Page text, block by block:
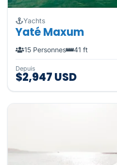
Yachts
Yaté Maxum
15 Personnes 41 ft
Depuis
$2,947 USD